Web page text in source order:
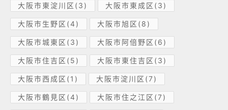
大阪市東淀川区(3) 大阪市東成区(3)
大阪市生野区(4) 大阪市旭区(8)
大阪市城東区(3) 大阪市阿倍野区(6)
大阪市住吉区(5) 大阪市東住吉区(3)
大阪市西成区(1) 大阪市淀川区(7)
大阪市鶴見区(4) 大阪市住之江区(7)